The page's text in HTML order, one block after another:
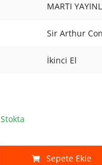
MARTI
Sir Arthur
İkinci El
Stokta
Sepete Ekle